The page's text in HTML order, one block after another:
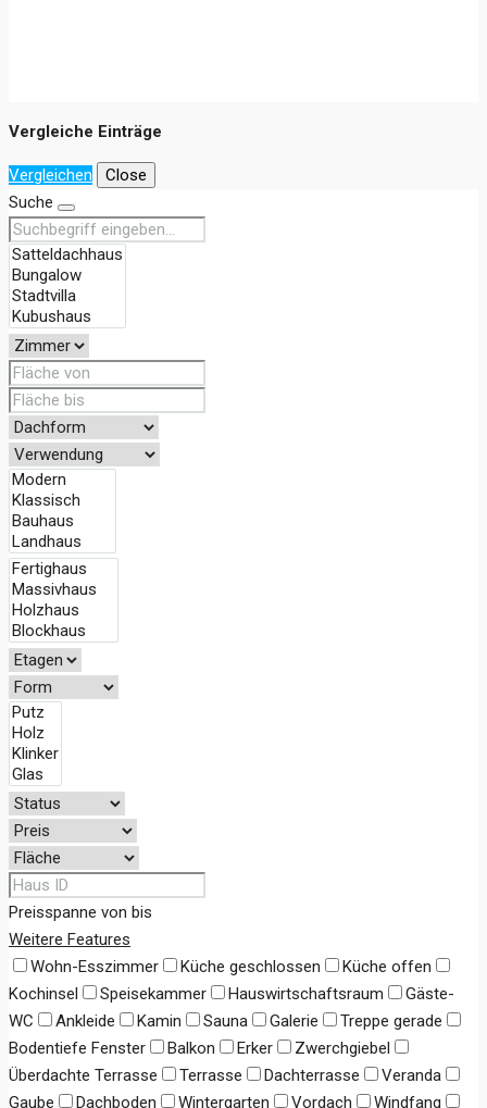
Vergleiche Einträge
Vergleichen
Close
Suche
Preisspanne von bis
Weitere Features
Wohn-Esszimmer
Küche geschlossen
Küche offen
Kochinsel
Speisekammer Hauswirtschaftsraum
Gäste-
WC
Ankleide Kamin Sauna Galerie
Treppe gerade
Bodentiefe Fenster
Balkon Erker
Zwerchgiebel
Überdachte Terrasse
Terrasse Dachterrasse
Veranda
Gaube
Dachboden Wintergarten Vordach
Windfang